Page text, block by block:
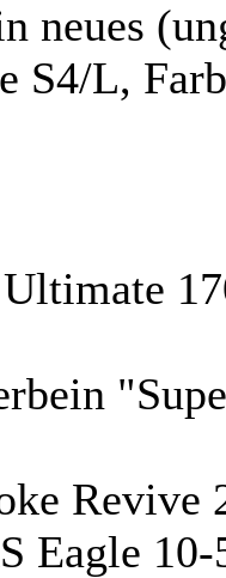
neues
S4/L,
Revive
Eagle